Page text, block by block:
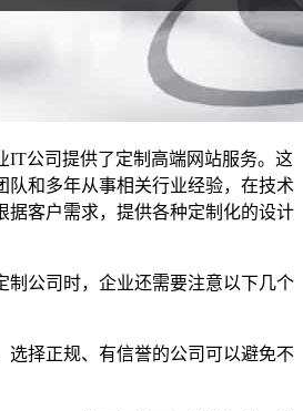
IT公司提供了定制高端网站服务。这
队和多年从事相关行业经验，在技术
据客户需求，提供各种定制化的设计
制公司时，企业还需要注意以下几个
选择正规、有信誉的公司可以避免不